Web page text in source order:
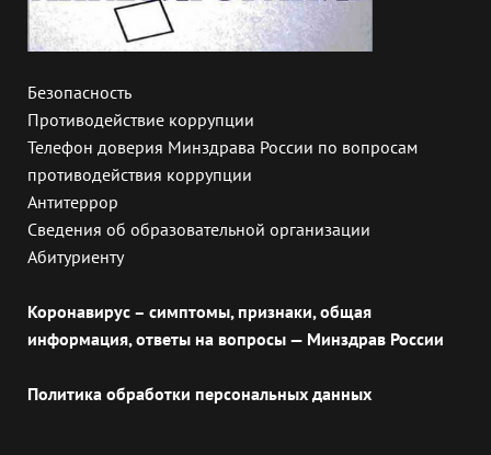
Безопасность
Противодействие коррупции
Телефон доверия Минздрава России по вопросам
противодействия коррупции
Антитеррор
Сведения об образовательной организации
Абитуриенту
Коронавирус – симптомы, признаки, общая
информация, ответы на вопросы — Минздрав России
Политика обработки персональных данных